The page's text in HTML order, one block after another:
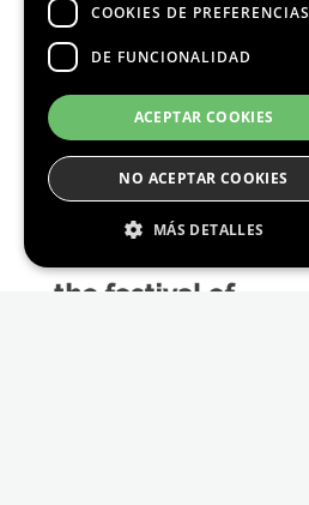
Media Partners
COOKIES DE PREFERENCIAS
DE FUNCIONALIDAD
ACEPTAR COOKIES
NO ACEPTAR COOKIES
MÁS DETALLES